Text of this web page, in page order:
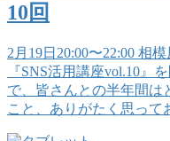
10回
2月19日20:00〜22:00 相
『SNS活用講座vol.10』
で、皆さんとの半年間は
こと、ありがたく思っ